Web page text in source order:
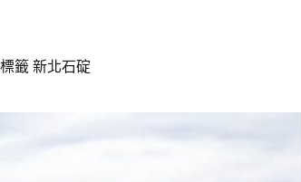
標籤 新北石碇